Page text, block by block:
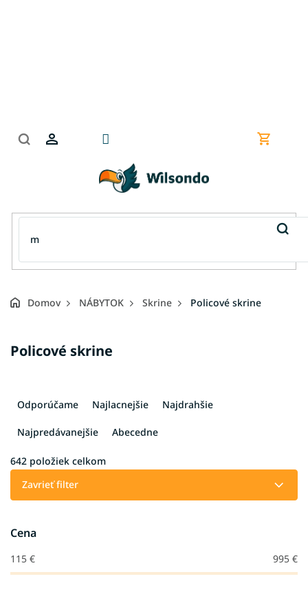
Domov NÁBYTOK Skrine Policové skrine
Policové skrine
a
i
e
d
u
k
Odporúčame Najlacnejšie Najdrahšie
Najpredávanejšie Abecedne
642 položiek celkom
Zavrieť filter
Cena
115 € 995 €